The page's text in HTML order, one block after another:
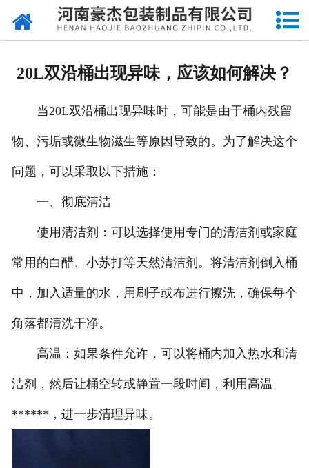
网站首页
厂容厂貌
印刷工艺
留言反馈
20L双沿桶出现异味，应该如何解决？
当20L双沿桶出现异味时，可能是由于桶内残留
物、污垢或微生物滋生等原因导致的。为了解决这个
问题，可以采取以下措施：
一、彻底清洁
使用清洁剂：可以选择使用专门的清洁剂或家庭
常用的白醋、小苏打等天然清洁剂。将清洁剂倒入桶
中，加入适量的水，用刷子或布进行擦洗，确保每个
角落都清洗干净。
高温：如果条件允许，可以将桶内加入热水和清
洁剂，然后让桶空转或静置一段时间，利用高温
******，进一步清理异味。